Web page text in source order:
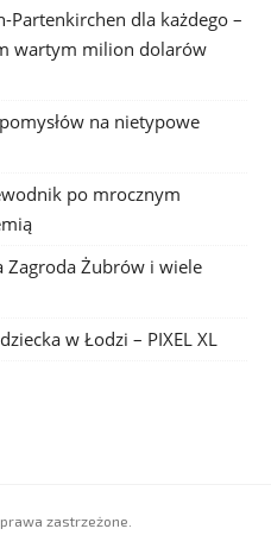
Partenkirchen dla każdego –
wartym milion dolarów
na nietypowe
po mrocznym
Zagroda Żubrów i wiele
w Łodzi – PIXEL XL
zastrzeżone.